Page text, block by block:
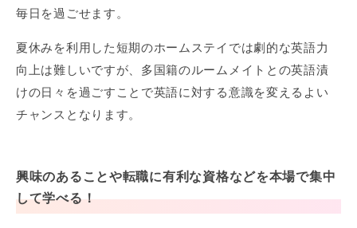
毎日を過ごせます。
夏休みを利用した短期のホームステイでは劇的な英語力
向上は難しいですが、多国籍のルームメイトとの英語漬
けの日々を過ごすことで英語に対する意識を変えるよい
チャンスとなります。
興味のあることや転職に有利な資格などを本場で集中
して学べる！